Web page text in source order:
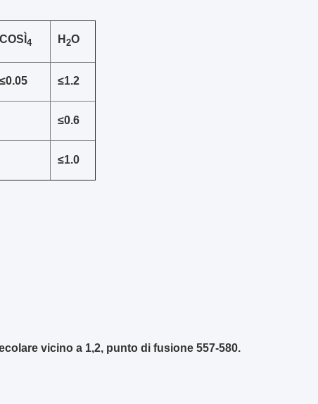
COSÌ 4 H 2O
≤0.05 ≤1.2
≤0.6
≤1.0
vicino a 1,2, punto di fusione 557-580.